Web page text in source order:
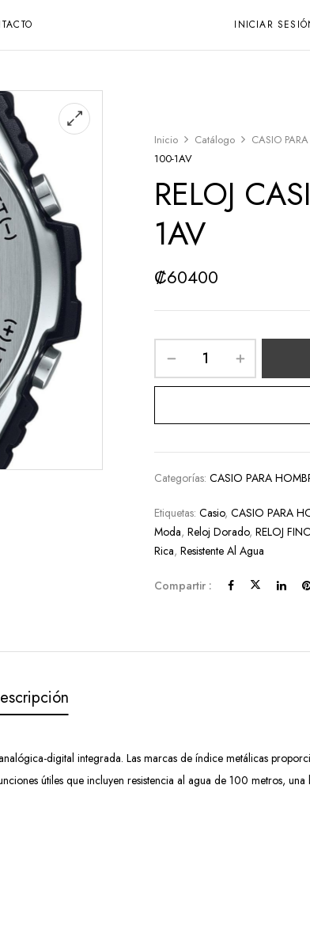
INICIAR
Inicio Catálogo CASIO
100-1AV
RELOJ
1AV
₡60400
Categorías:CASIO PARA
Etiquetas:Casio,CASIO PARA
Moda,Reloj Dorado,RELOJ
Rica,Resistente Al Agua
Compartir :
digital integrada. Las marcas de índice metálicas
útiles que incluyen resistencia al agua de 100 metros,